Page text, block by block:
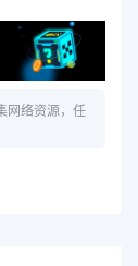
网络资源，任